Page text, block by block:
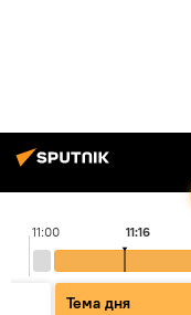
11:00 11:16
Тема дня